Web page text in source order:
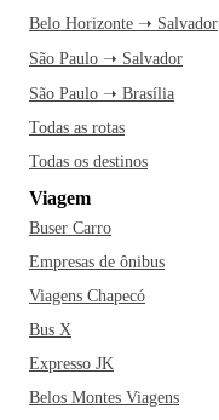
Belo Horizonte ➝ Salvador
São Paulo ➝ Salvador
São Paulo ➝ Brasília
Todas as rotas
Todas os destinos
Viagem
Buser Carro
Empresas de ônibus
Viagens Chapecó
Bus X
Expresso JK
Belos Montes Viagens